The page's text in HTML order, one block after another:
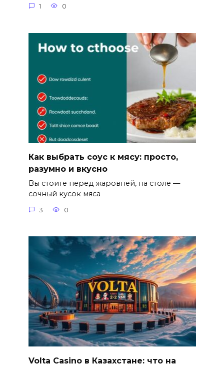
1 0
Как выбрать соус к мясу: просто,
разумно и вкусно
Вы стоите перед жаровней, на столе —
сочный кусок мяса
3 0
Volta Casino в Казахстане: что на